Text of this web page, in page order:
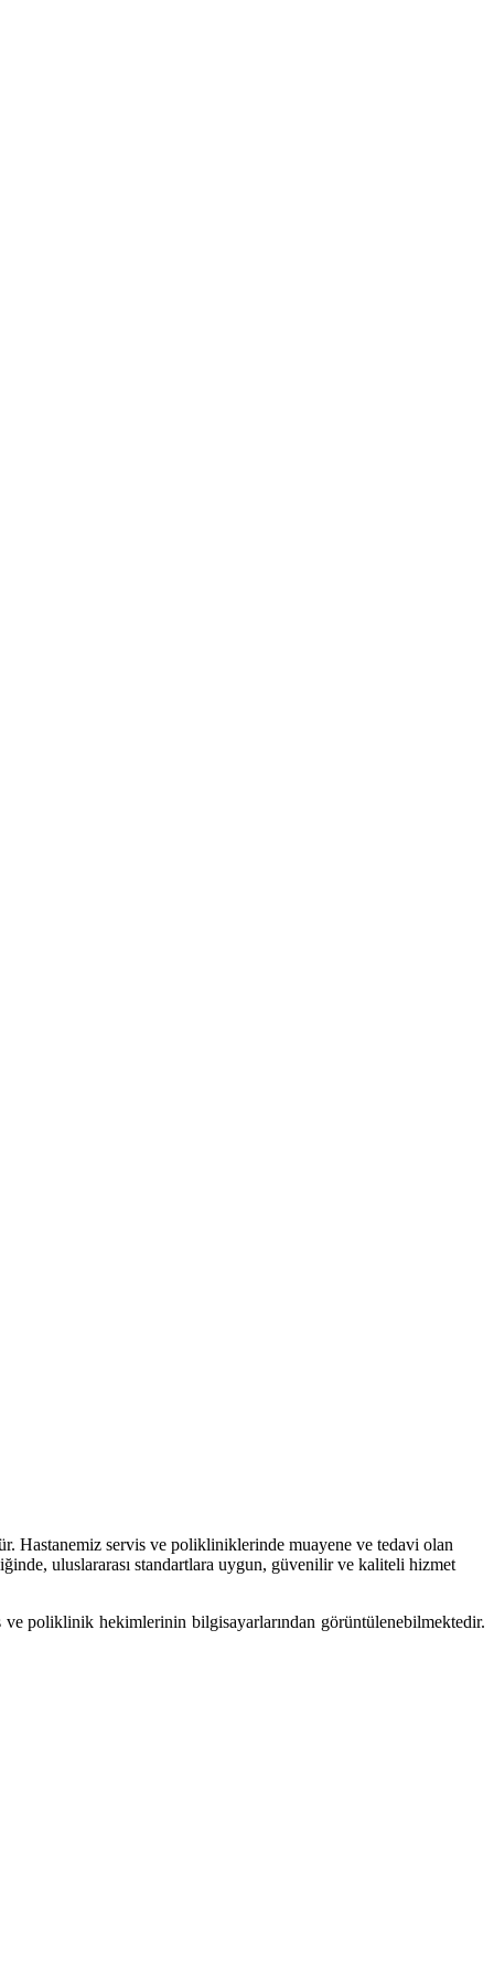
Hastanemiz servis ve polikliniklerinde muayene ve tedavi olan
uluslararası standartlara uygun, güvenilir ve kaliteli hizmet
poliklinik hekimlerinin bilgisayarlarından görüntülenebilmektedir.